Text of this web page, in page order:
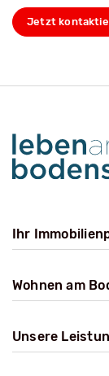
Jetzt
Ihr
Wohnen am
Unsere